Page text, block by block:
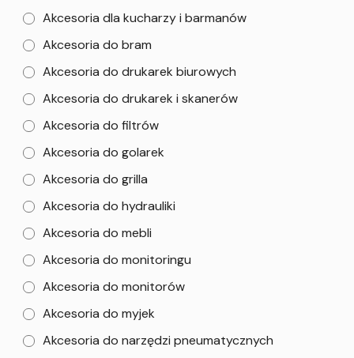
Akcesoria dla kucharzy i barmanów
Akcesoria do bram
Akcesoria do drukarek biurowych
Akcesoria do drukarek i skanerów
Akcesoria do filtrów
Akcesoria do golarek
Akcesoria do grilla
Akcesoria do hydrauliki
Akcesoria do mebli
Akcesoria do monitoringu
Akcesoria do monitorów
Akcesoria do myjek
Akcesoria do narzędzi pneumatycznych